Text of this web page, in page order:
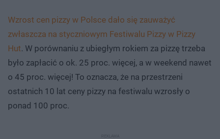
Wzrost cen pizzy w Polsce dało się zauważyć
zwłaszcza na styczniowym Festiwalu Pizzy w Pizzy
Hut. W porównaniu z ubiegłym rokiem za pizzę trzeba
było zapłacić o ok. 25 proc. więcej, a w weekend nawet
o 45 proc. więcej! To oznacza, że na przestrzeni
ostatnich 10 lat ceny pizzy na festiwalu wzrosły o
ponad 100 proc.